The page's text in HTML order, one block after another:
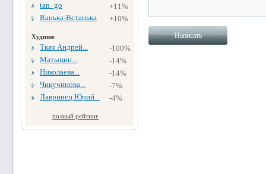
tan_go
+11%
Ванька-Встанька
+10%
Худшие
Ткач Андрей...
-100%
Матыцин...
-14%
Николаева...
-14%
Чикучинова...
-7%
Лавринец Юрий...
-4%
полный рейтинг